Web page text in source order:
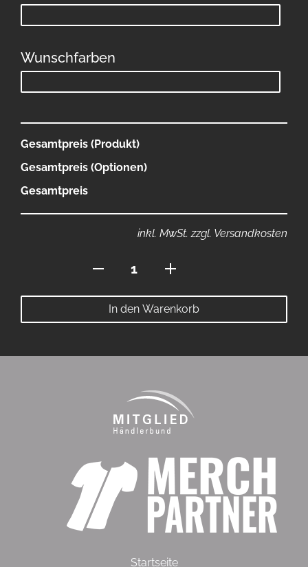
Wunschfarben
Gesamtpreis (Produkt)
Gesamtpreis (Optionen)
Gesamtpreis
inkl. MwSt. zzgl. Versandkosten
Logo
Menge
In den Warenkorb
Startseite